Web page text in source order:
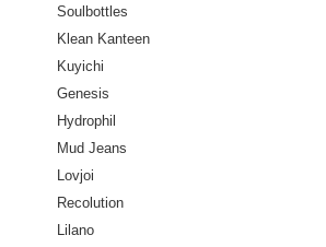
Soulbottles
Klean Kanteen
Kuyichi
Genesis
Hydrophil
Mud Jeans
Lovjoi
Recolution
Lilano